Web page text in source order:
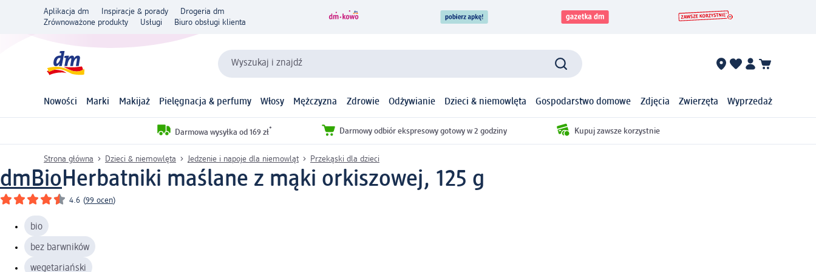
Aplikacja dm Inspiracje & porady
Drogeria dm
Zrównoważone produkty
Usługi Biuro obsługi klienta
Wyszukaj i znajdź
Nowości Marki Makijaż Pielęgnacja & perfumy Włosy Mężczyzna Zdrowie Odżywianie Dzieci & niemowlęta Gospodarstwo domowe Zdjęcia Zwierzęta Wyprzedaż
Darmowa wysyłka od 169 zł* Darmowy odbiór ekspresowy gotowy w 2 godziny Kupuj zawsze korzystnie
Strona główna Dzieci & niemowlęta Jedzenie i napoje dla niemowląt Przekąski dla dzieci
dmBioHerbatniki maślane z mąki orkiszowej, 125 g
4.6 (99 ocen)
bio
bez barwników
wegetariański